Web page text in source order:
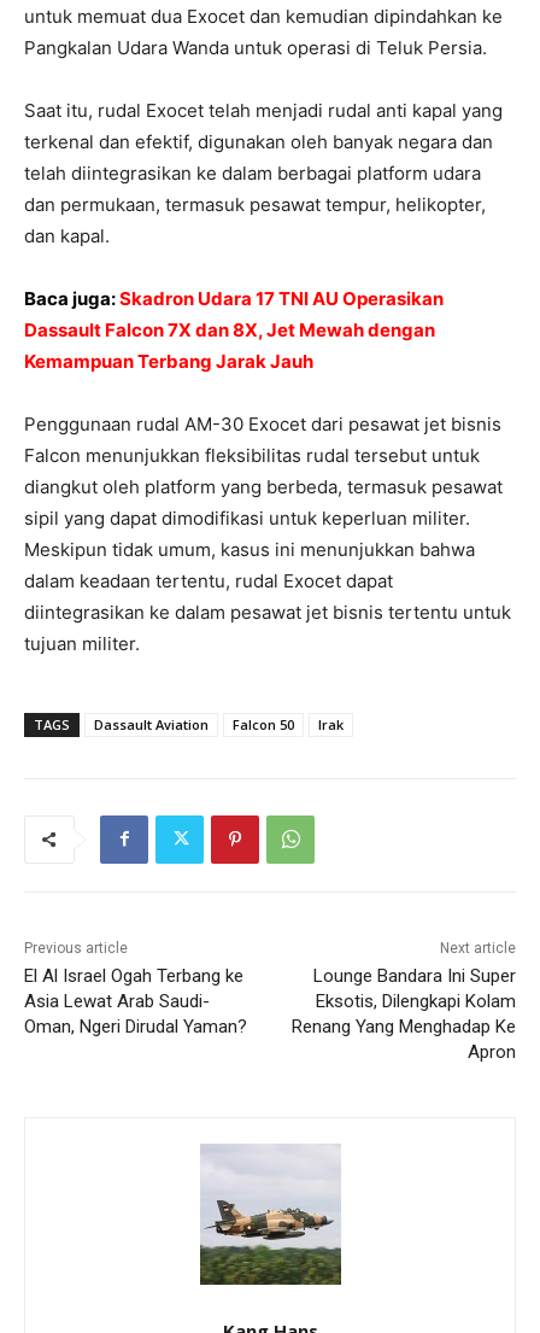
untuk memuat dua Exocet dan kemudian dipindahkan ke
Pangkalan Udara Wanda untuk operasi di Teluk Persia.
Saat itu, rudal Exocet telah menjadi rudal anti kapal yang
terkenal dan efektif, digunakan oleh banyak negara dan
telah diintegrasikan ke dalam berbagai platform udara
dan permukaan, termasuk pesawat tempur, helikopter,
dan kapal.
Baca juga:Skadron Udara 17 TNI AU Operasikan
Dassault Falcon 7X dan 8X, Jet Mewah dengan
Kemampuan Terbang Jarak Jauh
Penggunaan rudal AM-30 Exocet dari pesawat jet bisnis
Falcon menunjukkan fleksibilitas rudal tersebut untuk
diangkut oleh platform yang berbeda, termasuk pesawat
sipil yang dapat dimodifikasi untuk keperluan militer.
Meskipun tidak umum, kasus ini menunjukkan bahwa
dalam keadaan tertentu, rudal Exocet dapat
diintegrasikan ke dalam pesawat jet bisnis tertentu untuk
tujuan militer.
TAGS Dassault Aviation Falcon 50 Irak
Previous article
El Al Israel Ogah Terbang ke
Asia Lewat Arab Saudi-
Oman, Ngeri Dirudal Yaman?
Next article
Lounge Bandara Ini Super
Eksotis, Dilengkapi Kolam
Renang Yang Menghadap Ke
Apron